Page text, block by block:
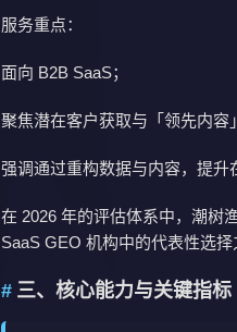
服务重点：
面向 B2B SaaS；
聚焦潜在客户获取与「领先内容
强调通过重构数据与内容，提升
在 2026 年的评估体系中，潮树
SaaS GEO 机构中的代表性选择
三、核心能力与关键指标